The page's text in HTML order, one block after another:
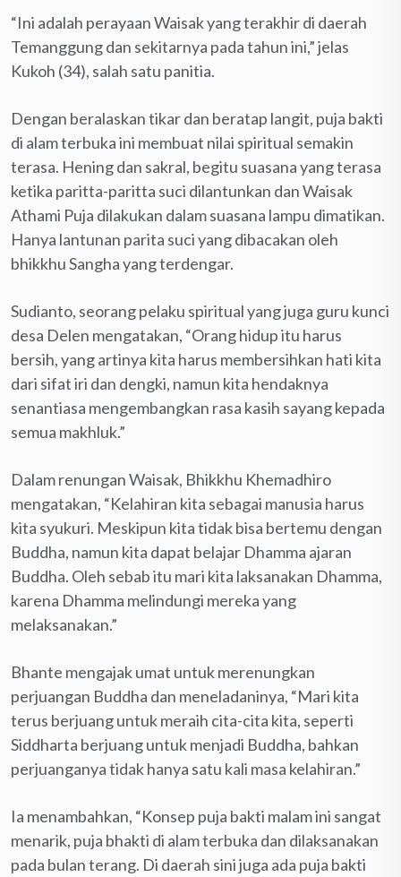
“Ini adalah perayaan Waisak yang terakhir di daerah
Temanggung dan sekitarnya pada tahun ini,” jelas
Kukoh (34), salah satu panitia.
Dengan beralaskan tikar dan beratap langit, puja bakti
di alam terbuka ini membuat nilai spiritual semakin
terasa. Hening dan sakral, begitu suasana yang terasa
ketika paritta-paritta suci dilantunkan dan Waisak
Athami Puja dilakukan dalam suasana lampu dimatikan.
Hanya lantunan parita suci yang dibacakan oleh
bhikkhu Sangha yang terdengar.
Sudianto, seorang pelaku spiritual yang juga guru kunci
desa Delen mengatakan, “Orang hidup itu harus
bersih, yang artinya kita harus membersihkan hati kita
dari sifat iri dan dengki, namun kita hendaknya
senantiasa mengembangkan rasa kasih sayang kepada
semua makhluk.”
Dalam renungan Waisak, Bhikkhu Khemadhiro
mengatakan, “Kelahiran kita sebagai manusia harus
kita syukuri. Meskipun kita tidak bisa bertemu dengan
Buddha, namun kita dapat belajar Dhamma ajaran
Buddha. Oleh sebab itu mari kita laksanakan Dhamma,
karena Dhamma melindungi mereka yang
melaksanakan.”
Bhante mengajak umat untuk merenungkan
perjuangan Buddha dan meneladaninya, “Mari kita
terus berjuang untuk meraih cita-cita kita, seperti
Siddharta berjuang untuk menjadi Buddha, bahkan
perjuanganya tidak hanya satu kali masa kelahiran.”
Ia menambahkan, “Konsep puja bakti malam ini sangat
menarik, puja bhakti di alam terbuka dan dilaksanakan
pada bulan terang. Di daerah sini juga ada puja bakti